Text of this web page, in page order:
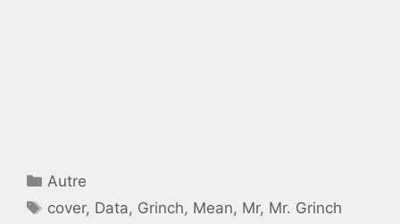
Catégories
Autre
Étiquettes
cover, Data, Grinch, Mean, Mr, Mr. Grinch